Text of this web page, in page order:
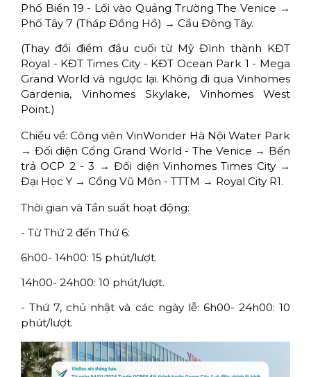
Phố Biển 19 - Lối vào Quảng Trường The Venice →
Phố Tây 7 (Tháp Đồng Hồ) → Cầu Đông Tây.
(Thay đổi điểm đầu cuối từ Mỹ Đình thành KĐT
Royal - KĐT Times City - KĐT Ocean Park 1 - Mega
Grand World và ngược lại. Không đi qua Vinhomes
Gardenia, Vinhomes Skylake, Vinhomes West
Point.)
Chiều về: Công viên VinWonder Hà Nội Water Park
→ Đối diện Cổng Grand World - The Venice → Bến
trả OCP 2 - 3 → Đối diện Vinhomes Times City →
Đại Học Y → Cổng Vũ Môn - TTTM → Royal City R1.
Thời gian và Tần suất hoạt động:
- Từ Thứ 2 đến Thứ 6:
6h00- 14h00: 15 phút/lượt.
14h00- 24h00: 10 phút/lượt.
- Thứ 7, chủ nhật và các ngày lễ: 6h00- 24h00: 10
phút/lượt.